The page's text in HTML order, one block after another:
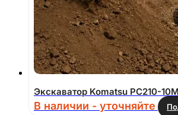
Экскаватор Komatsu PC210-
В наличии - уточняйте